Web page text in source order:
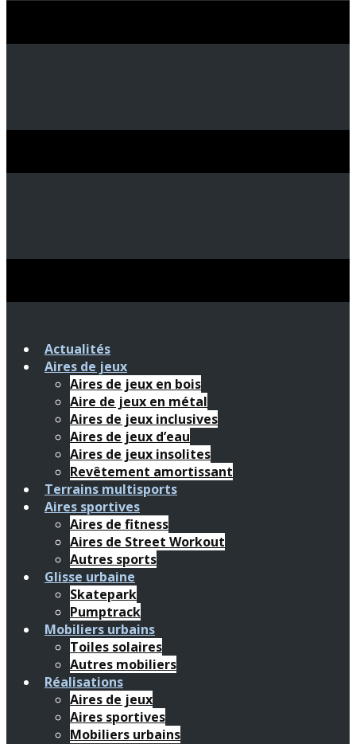
Actualités
Aires de jeux
Aires de jeux en bois
Aire de jeux en métal
Aires de jeux inclusives
Aires de jeux d’eau
Aires de jeux insolites
Revêtement amortissant
Terrains multisports
Aires sportives
Aires de fitness
Aires de Street Workout
Autres sports
Glisse urbaine
Skatepark
Pumptrack
Mobiliers urbains
Toiles solaires
Autres mobiliers
Réalisations
Aires de jeux
Aires sportives
Mobiliers urbains